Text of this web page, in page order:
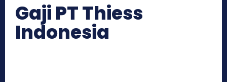
Gaji PT Thiess
Indonesia